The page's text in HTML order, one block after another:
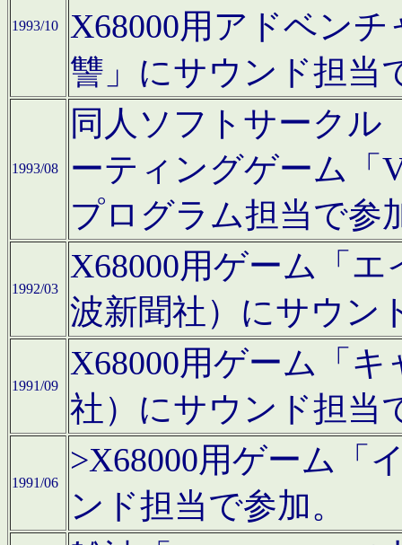
1993/10
X68000用アドベン
讐」にサウンド担当
1993/08
同人ソフトサークル
ーティングゲーム「
プログラム担当で参
1992/03
X68000用ゲーム「
波新聞社）にサウン
1991/09
X68000用ゲーム「
社）にサウンド担当
1991/06
>X68000用ゲーム「
ンド担当で参加。